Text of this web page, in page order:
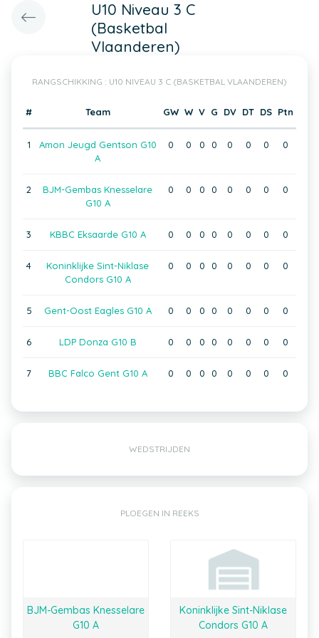
U10 Niveau 3 C
(Basketbal
Vlaanderen)
RANGSCHIKKING : U10 NIVEAU 3 C (BASKETBAL VLAANDEREN)
# Team GW W V G DV DT DS Ptn
1
Amon Jeugd Gentson G10
A
0 0 0 0 0 0 0 0
2
BJM-Gembas Knesselare
G10 A
0 0 0 0 0 0 0 0
3 KBBC Eksaarde G10 A 0 0 0 0 0 0 0 0
4
Koninklijke Sint-Niklase
Condors G10 A
0 0 0 0 0 0 0 0
5 Gent-Oost Eagles G10 A 0 0 0 0 0 0 0 0
6 LDP Donza G10 B 0 0 0 0 0 0 0 0
7 BBC Falco Gent G10 A 0 0 0 0 0 0 0 0
WEDSTRIJDEN
PLOEGEN IN REEKS
BJM-Gembas Knesselare
G10 A
Koninklijke Sint-Niklase
Condors G10 A